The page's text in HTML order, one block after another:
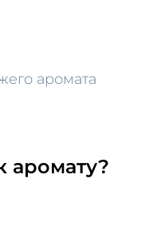
аромата
аромату?